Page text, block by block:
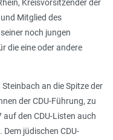
Kreisvorsitzender der
Mitglied des
noch jungen
die eine oder andere
an die Spitze der
der CDU-Führung, zu
den CDU-Listen auch
jüdischen CDU-